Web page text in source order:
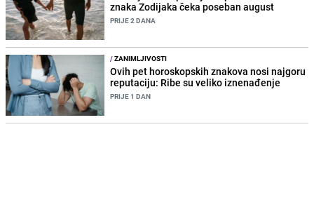
znaka Zodijaka čeka poseban august
PRIJE 2 DANA
/ZANIMLJIVOSTI
Ovih pet horoskopskih znakova nosi najgoru
reputaciju: Ribe su veliko iznenađenje
PRIJE 1 DAN